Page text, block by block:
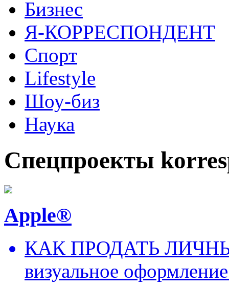
Бизнес
Я-КОРРЕСПОНДЕНТ
Спорт
Lifestyle
Шоу-биз
Наука
Спецпроекты
Apple®
КАК ПРОДАТЬ
визуальное